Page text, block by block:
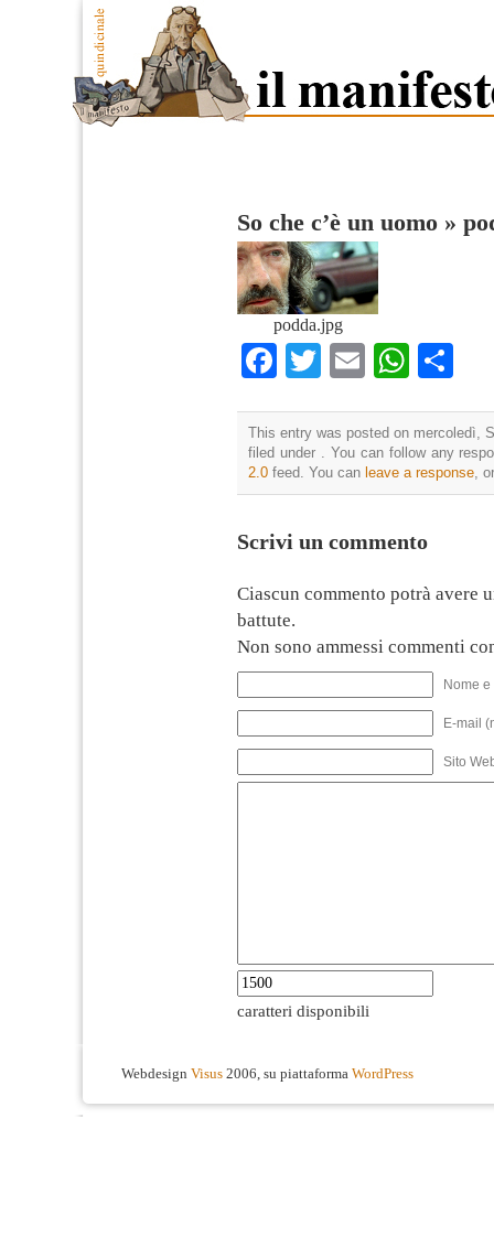
So che c’è un uomo »
podda.jpg
Facebook
TwitterEmail
This entry was posted on mercoledì,
filed under . You can follow any
2.0 feed. You can leave a response,
Scrivi un commento
Ciascun commento potrà avere
battute.
Non sono ammessi commenti
Nome
E-mail
Sito
caratteri disponibili
Webdesign Visus 2006, su piattaforma WordPress